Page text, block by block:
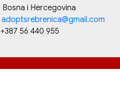
Bosna i Hercegovina
adoptsrebrenica@gmail.com
+387 56 440 955